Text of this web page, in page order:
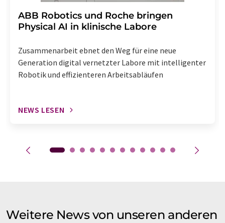
​​​​​​​ABB Robotics und Roche bringen
Physical AI in klinische Labore
Zusammenarbeit ebnet den Weg für eine neue
Generation digital vernetzter Labore mit intelligenter
Robotik und effizienteren Arbeitsabläufen
NEWS LESEN
Weitere News von unseren anderen